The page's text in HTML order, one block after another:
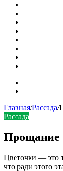
Главная/Рассада/
Рассада
Прощание
Цветочки — это
что ради этого